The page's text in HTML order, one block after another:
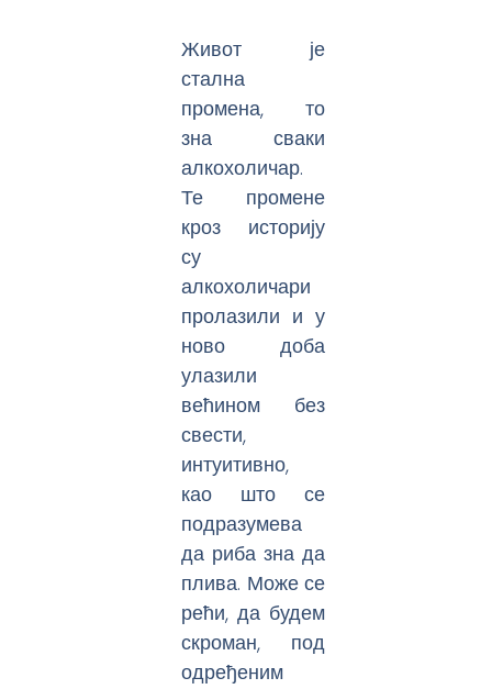
Живот је
стална
промена, то
зна сваки
алкохоличар.
Те промене
кроз историју
су
алкохоличари
пролазили и у
ново доба
улазили
већином без
свести,
интуитивно,
као што се
подразумева
да риба зна да
плива. Може се
рећи, да будем
скроман, под
одређеним